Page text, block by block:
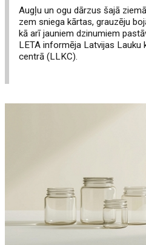
Augļu un ogu dārzus šajā
zem sniega kārtas, grauzēju
kā arī jauniem dzinumiem
LETA informēja Latvijas Lauku
centrā (LLKC).